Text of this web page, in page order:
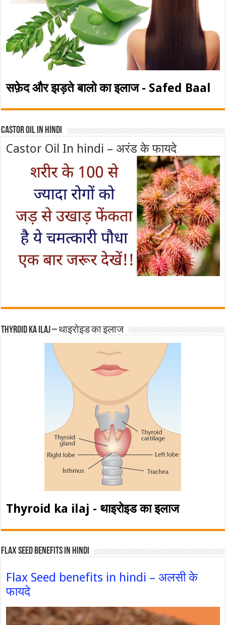
सफ़ेद और झड़ते बालो का इलाज - Safed Baal
Castor Oil In Hindi
Castor Oil In hindi – अरंड के फायदे
Thyroid ka ilaj – थाइरोइड का इलाज
Thyroid ka ilaj - थाइरोइड का इलाज
Flax Seed Benefits in hindi
Flax Seed benefits in hindi – अलसी के
फायदे